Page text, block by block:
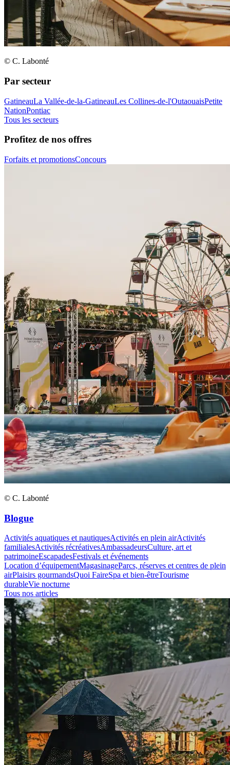
© C. Labonté
Par secteur
GatineauLa Vallée-de-la-GatineauLes Collines-de-l'OutaouaisPetite
NationPontiac
Tous les secteurs
Profitez de nos offres
Forfaits et promotionsConcours
© C. Labonté
Blogue
Activités aquatiques et nautiquesActivités en plein airActivités
familialesActivités récréativesAmbassadeursCulture, art et
patrimoineEscapadesFestivals et événements
Location d’équipementMagasinageParcs, réserves et centres de plein
airPlaisirs gourmandsQuoi FaireSpa et bien-êtreTourisme
durableVie nocturne
Tous nos articles